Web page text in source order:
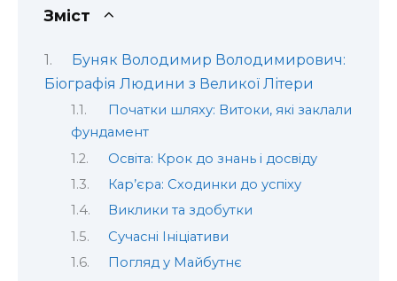
Зміст
Буняк Володимир Володимирович:
Біографія Людини з Великої Літери
Початки шляху: Витоки, які заклали
фундамент
Освіта: Крок до знань і досвіду
Кар’єра: Сходинки до успіху
Виклики та здобутки
Сучасні Ініціативи
Погляд у Майбутнє